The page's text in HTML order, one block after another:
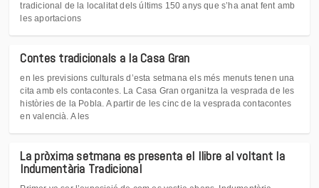
tradicional de la localitat dels últims 150 anys que s’ha anat fent amb
les aportacions
Contes tradicionals a la Casa Gran
en les previsions culturals d’esta setmana els més menuts tenen una
cita amb els contacontes. La Casa Gran organitza la vesprada de les
històries de la Pobla. A partir de les cinc de la vesprada contacontes
en valencià. A les
La pròxima setmana es presenta el llibre al voltant la
Indumentària Tradicional